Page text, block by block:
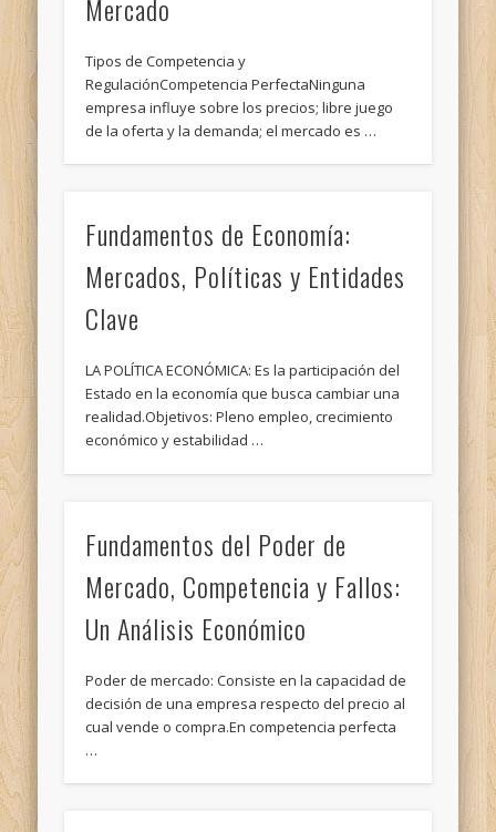
Mercado
Tipos de Competencia y
RegulaciónCompetencia PerfectaNinguna
empresa influye sobre los precios; libre juego
de la oferta y la demanda; el mercado es …
Fundamentos de Economía:
Mercados, Políticas y Entidades
Clave
LA POLÍTICA ECONÓMICA: Es la participación del
Estado en la economía que busca cambiar una
realidad.Objetivos: Pleno empleo, crecimiento
económico y estabilidad …
Fundamentos del Poder de
Mercado, Competencia y Fallos:
Un Análisis Económico
Poder de mercado: Consiste en la capacidad de
decisión de una empresa respecto del precio al
cual vende o compra.En competencia perfecta
…